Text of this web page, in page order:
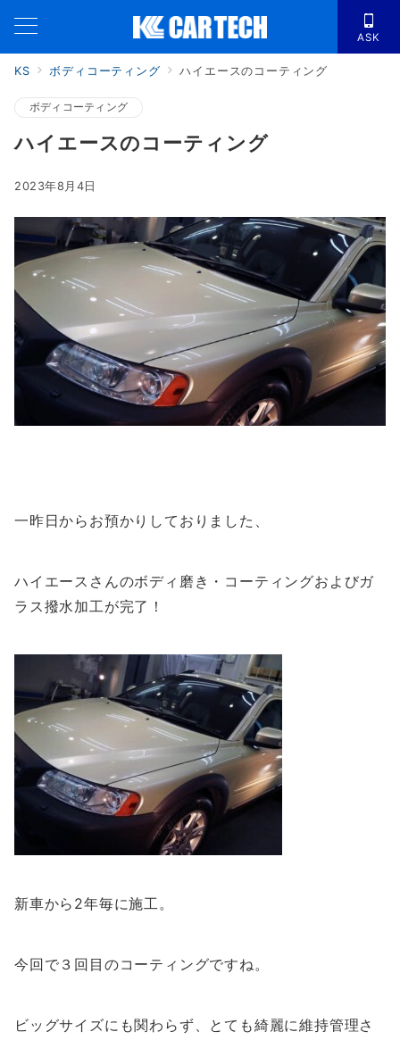
ASK
KS ボディコーティング ハイエースのコーティング
ボディコーティング
ハイエースのコーティング
2023年8月4日
一昨日からお預かりしておりました、
ハイエースさんのボディ磨き・コーティングおよびガ
ラス撥水加工が完了！
新車から2年毎に施工。
今回で３回目のコーティングですね。
ビッグサイズにも関わらず、とても綺麗に維持管理さ